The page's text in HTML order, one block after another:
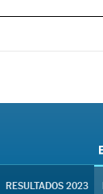
RESULTADOS 2023